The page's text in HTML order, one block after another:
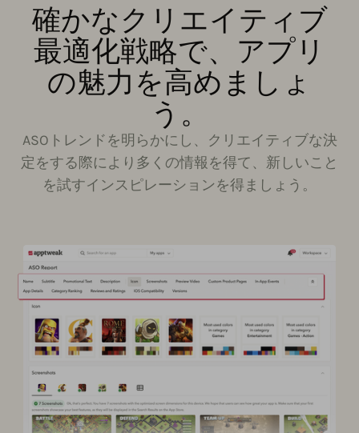
確かなクリエイティブ
最適化戦略で、アプリ
の魅力を高めましょ
う。
ASOトレンドを明らかにし、クリエイティブな決
定をする際により多くの情報を得て、新しいこと
を試すインスピレーションを得ましょう。